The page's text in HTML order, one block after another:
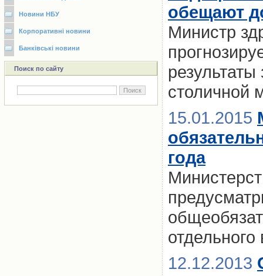
Новини НБУ
Корпоративні новини
Банківські новини
Поиск по сайту
обещают
Министр
столичной
15.01.2015
года
12.12.2013